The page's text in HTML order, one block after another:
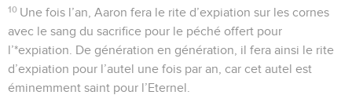
10 Une fois l’an, Aaron fera le rite d’expiation sur les cornes
avec le sang du sacrifice pour le péché offert pour
l’*expiation. De génération en génération, il fera ainsi le rite
d’expiation pour l’autel une fois par an, car cet autel est
éminemment saint pour l’Eternel.